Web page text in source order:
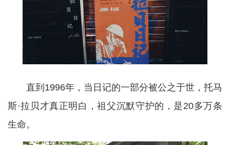
直到1996年，当日记的一部分被公之于世，托马
斯·拉贝才真正明白，祖父沉默守护的，是20多万条
生命。